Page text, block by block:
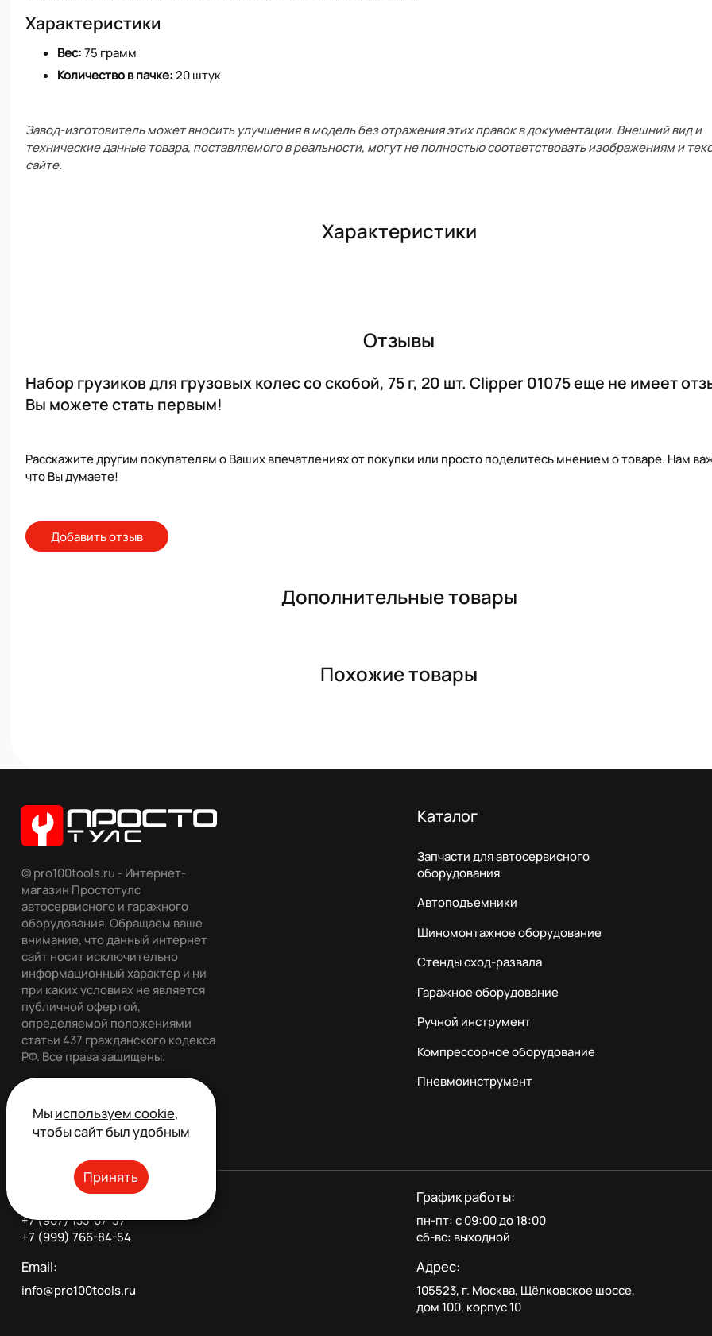
Характеристики
Вес:75 грамм
Количество в пачке:20 штук
Завод-изготовитель может вносить улучшения в модель без отражения этих правок в документации. Внешний вид и
технические данные товара, поставляемого в реальности, могут не полностью соответствовать изображениям и
сайте.
Характеристики
Отзывы
Набор грузиков для грузовых колес со скобой, 75 г, 20 шт. Clipper 01075 еще не имеет
Вы можете стать первым!
Расскажите другим покупателям о Ваших впечатлениях от покупки или просто поделитесь мнением о товаре. Нам
что Вы думаете!
Добавить отзыв
Дополнительные товары
Похожие товары
© pro100tools.ru - Интернет-
магазин Простотулс
автосервисного и гаражного
оборудования. Обращаем ваше
внимание, что данный интернет
сайт носит исключительно
информационный характер и ни
при каких условиях не является
публичной офертой,
определяемой положениями
статьи 437 гражданского кодекса
РФ. Все права защищены.
Обратный звонок
Каталог
Запчасти для автосервисного
оборудования
Автоподъемники
Шиномонтажное оборудование
Стенды сход-развала
Гаражное оборудование
Ручной инструмент
Компрессорное оборудование
Пневмоинструмент
Телефон:
+7 (967) 133-07-57
+7 (999) 766-84-54
Email:
info@pro100tools.ru
График работы:
пн-пт: с 09:00 до 18:00
сб-вс: выходной
Адрес:
105523, г. Москва, Щёлковское шоссе,
дом 100, корпус 10
Мыиспользуем cookie,
чтобы сайт был удобным
Принять